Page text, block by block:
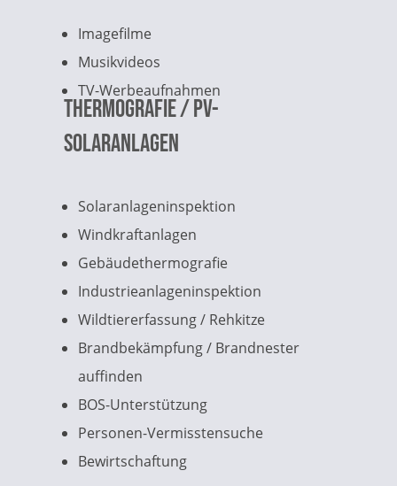
Imagefilme
Musikvideos
TV-Werbeaufnahmen
Thermografie / PV-
Solaranlagen
Solaranlageninspektion
Windkraftanlagen
Gebäudethermografie
Industrieanlageninspektion
Wildtiererfassung / Rehkitze
Brandbekämpfung / Brandnester
auffinden
BOS-Unterstützung
Personen-Vermisstensuche
Bewirtschaftung